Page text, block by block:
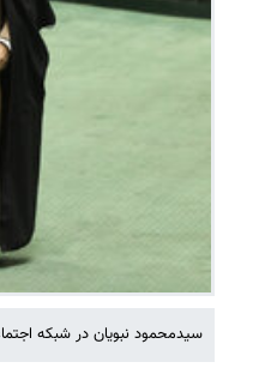
سیدمحمود نبویان در شبکه